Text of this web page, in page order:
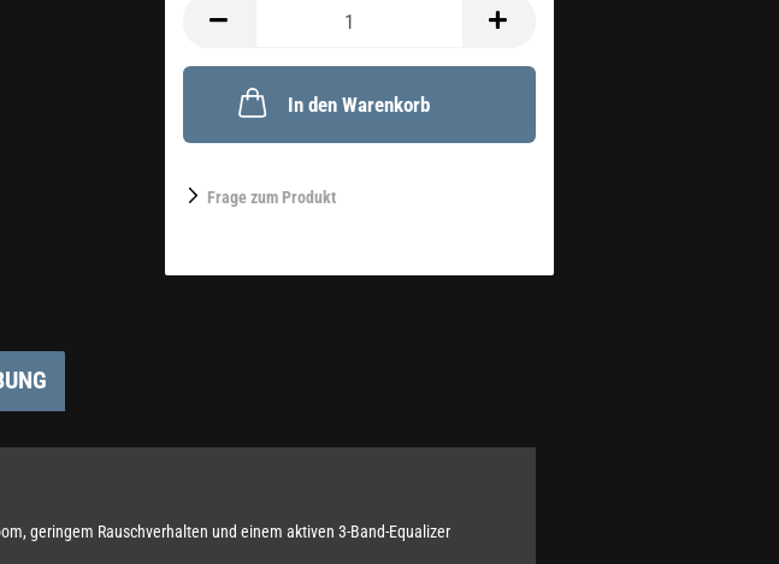
In den Warenkorb
Frage zum Produkt
geringem Rauschverhalten und einem aktiven 3-Band-Equalizer